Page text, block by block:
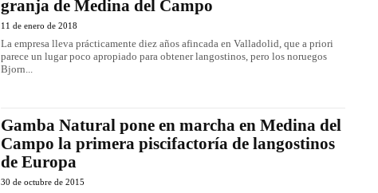
granja de Medina del Campo
11 de enero de 2018
La empresa lleva prácticamente diez años afincada en Valladolid, que a priori
parece un lugar poco apropiado para obtener langostinos, pero los noruegos
Bjorn...
Gamba Natural pone en marcha en Medina del
Campo la primera piscifactoría de langostinos
de Europa
30 de octubre de 2015